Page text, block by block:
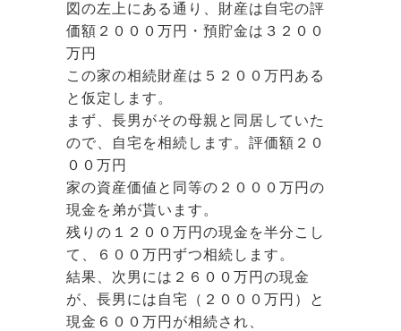
図の左上にある通り、財産は自宅の評
価額２０００万円・預貯金は３２００
万円
この家の相続財産は５２００万円ある
と仮定します。
まず、長男がその母親と同居していた
ので、自宅を相続します。評価額２０
００万円
家の資産価値と同等の２０００万円の
現金を弟が貰います。
残りの１２００万円の現金を半分こし
て、６００万円ずつ相続します。
結果、次男には２６００万円の現金
が、長男には自宅（２０００万円）と
現金６００万円が相続され、